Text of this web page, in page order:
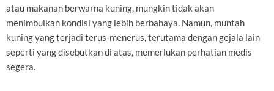
atau makanan berwarna kuning, mungkin tidak akan
menimbulkan kondisi yang lebih berbahaya. Namun, muntah
kuning yang terjadi terus-menerus, terutama dengan gejala lain
seperti yang disebutkan di atas, memerlukan perhatian medis
segera.